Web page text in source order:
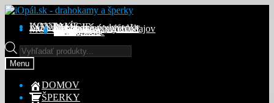
Preskočiť
navigáciu
Preskočiť
obsah
KONTAKT
INFORMÁCIE
Obchodné podmienky
Reklamačný poriadok
Ochrana osobných údajov
MÔJ ÚČETObjednávky
Adresy
Detaily účtu
Na stiahnutie
Products
search
Menu
DOMOV
ŠPERKY